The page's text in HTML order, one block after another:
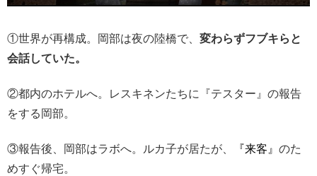
①世界が再構成。岡部は夜の陸橋で、 変わらずフブキらと
会話していた。
②都内のホテルへ。レスキネンたちに『テスター』の報告
をする岡部。
③報告後、岡部はラボへ。ルカ子が居たが、 『来客』 のた
めすぐ帰宅。